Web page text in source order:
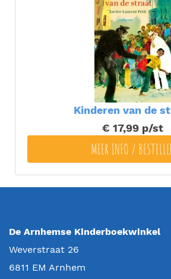
Kinderen van de
€ 17,99 p/st
MEER INFO /
De Arnhemse Kinderboekwinkel
Weverstraat 26
6811 EM Arnhem